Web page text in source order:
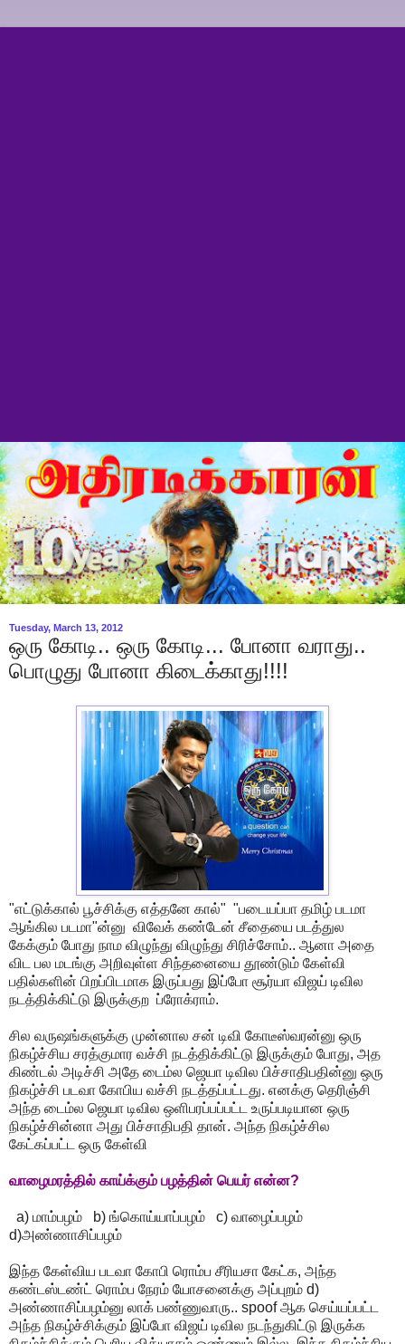
Tuesday, March 13, 2012
ஒரு கோடி.. ஒரு கோடி... போனா வராது..
பொழுது போனா கிடைக்காது!!!!
"எட்டுக்கால் பூச்சிக்கு எத்தனே கால்" "படையப்பா தமிழ் படமா
ஆங்கில படமா"ன்னு விவேக் கண்டேன் சீதையை படத்துல
கேக்கும் போது நாம விழுந்து விழுந்து சிரிச்சோம்.. ஆனா அதை
விட பல மடங்கு அறிவுள்ள சிந்தனையை தூண்டும் கேள்வி
பதில்களின் பிறப்பிடமாக இருப்பது இப்போ சூர்யா விஜய் டிவில
நடத்திக்கிட்டு இருக்குற ப்ரோக்ராம்.
சில வருஷங்களுக்கு முன்னால சன் டிவி கோடீஸ்வரன்னு ஒரு
நிகழ்ச்சிய சரத்குமார வச்சி நடத்திக்கிட்டு இருக்கும் போது, அத
கிண்டல் அடிச்சி அதே டைம்ல ஜெயா டிவில பிச்சாதிபதின்னு ஒரு
நிகழ்ச்சி படவா கோபிய வச்சி நடத்தப்பட்டது. எனக்கு தெரிஞ்சி
அந்த டைம்ல ஜெயா டிவில ஒளிபரப்பப்பட்ட உருப்படியான ஒரு
நிகழ்ச்சின்னா அது பிச்சாதிபதி தான். அந்த நிகழ்ச்சில
கேட்கப்பட்ட ஒரு கேள்வி
வாழைமரத்தில் காய்க்கும் பழத்தின் பெயர் என்ன?
a) மாம்பழம் b) ங்கொய்யாப்பழம் c) வாழைப்பழம்
d)அண்ணாசிப்பழம்
இந்த கேள்விய படவா கோபி ரொம்ப சீரியசா கேட்க, அந்த
கண்டஸ்டண்ட் ரொம்ப நேரம் யோசனைக்கு அப்புறம் d)
அண்ணாசிப்பழம்னு லாக் பண்ணுவாரு.. spoof ஆக செய்யப்பட்ட
அந்த நிகழ்ச்சிக்கும் இப்போ விஜய் டிவில நடந்துகிட்டு இருக்க